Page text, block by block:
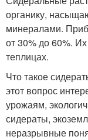
органику,
минералами.
от 30% до 60%.
теплицах.
Что такое
этот вопрос
урожаям,
сидераты,
неразрывные